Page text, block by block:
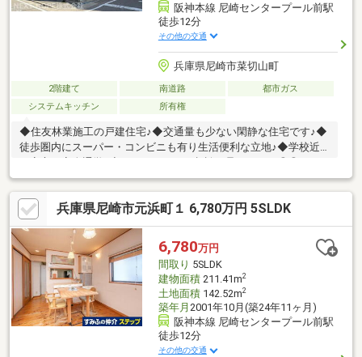
阪神本線 尼崎センタープール前駅
徒歩12分
その他の交通
兵庫県尼崎市菜切山町
2階建て 南道路
都市ガス
システムキッチン
所有権
◆住友林業施工の戸建住宅♪◆交通量も少ない閑静な住宅です♪◆
徒歩圏内にスーパー・コンビニも有り生活便利な立地♪◆学校近
く安心・安全通学♪◆リフォームのご相談も承ります！◎◎リフ
ォーム◎◎・クロス貼替・ハウスクリーニングはお引渡しまでに
完了します♪■□■周辺環境■□■ファミリーマート 尼崎大庄中通店ま
で徒歩５分スーパーマルハチ 大庄店まで徒歩５分水明公園まで徒
歩６分コープ大庄まで徒歩７分ローソン 尼崎大庄西町三丁目店ま
で徒歩８分尼崎大庄郵便局まで徒歩９分◇大庄中学校まで徒歩４
分◇大庄小学校まで徒歩３分
兵庫県尼崎市元浜町１ 6,780万円 5SLDK
6,780万円
間取り 5SLDK
建物面積211.41m2
土地面積142.52m2
築年月 2001年10月(築24年11ヶ月)
阪神本線 尼崎センタープール前駅
徒歩12分
その他の交通